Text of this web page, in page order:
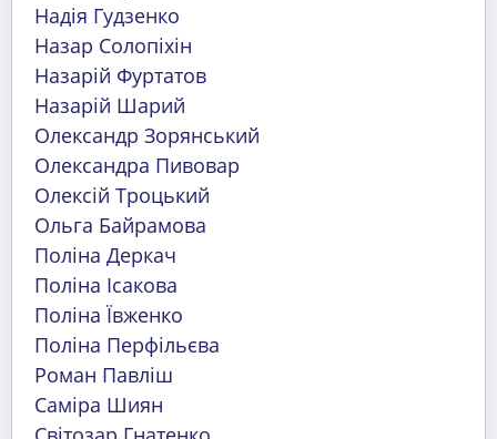
Надія Гудзенко
Назар Солопіхін
Назарій Фуртатов
Назарій Шарий
Олександр Зорянський
Олександра Пивовар
Олексій Троцький
Ольга Байрамова
Поліна Деркач
Поліна Ісакова
Поліна Ївженко
Поліна Перфільєва
Роман Павліш
Саміра Шиян